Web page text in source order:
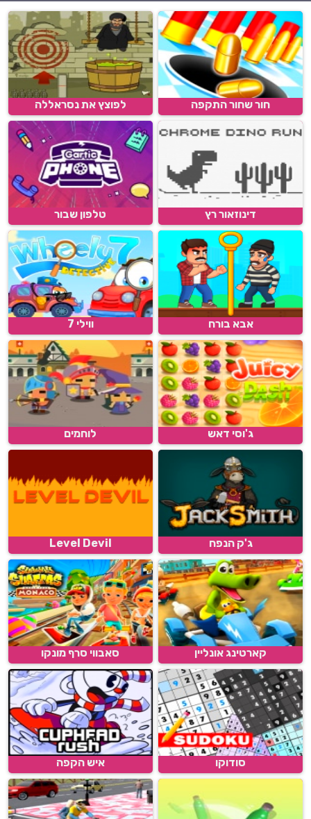
חור שחור התקפה לפוצץ את נסראללה
דינוזאור רץ טלפון שבור
אבא בורח ווילי 7
ג'וסי דאש לוחמים
ג'ק הנפח Level Devil
קארטינג אונליין סאבווי סרף מונקו
סודוקו איש הקפה